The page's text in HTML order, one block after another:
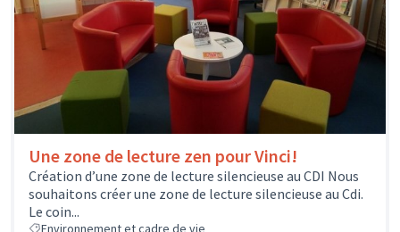
Une zone de lecture zen pour Vinci!
Création d’une zone de lecture silencieuse au CDI Nous
souhaitons créer une zone de lecture silencieuse au Cdi.
Le coin...
Environnement et cadre de vie